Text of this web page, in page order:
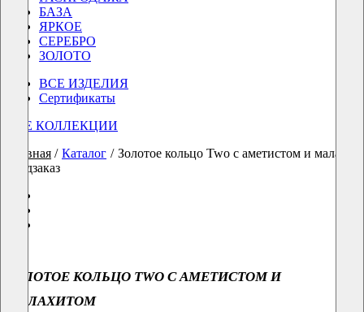
БАЗА
ЯРКОЕ
СЕРЕБРО
ЗОЛОТО
ВСЕ ИЗДЕЛИЯ
Сертификаты
ВСЕ КОЛЛЕКЦИИ
Главная / Каталог / Золотое кольцо Two с аметистом и
предзаказ
ЗОЛОТОЕ КОЛЬЦО TWO С АМЕТИСТОМ И
МАЛАХИТОМ